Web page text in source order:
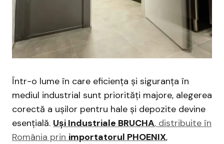
Într-o lume în care eficiența și siguranța în
mediul industrial sunt priorități majore, alegerea
corectă a ușilor pentru hale și depozite devine
esențială. Uși Industriale BRUCHA, distribuite în
România prin importatorul PHOENIX,